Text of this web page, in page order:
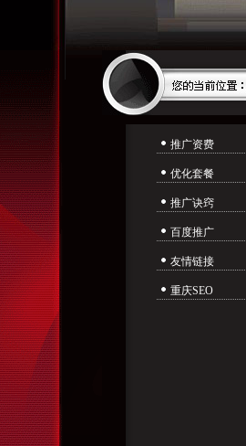
推广资费
优化套餐
推广诀窍
百度推广
友情链接
重庆SEO